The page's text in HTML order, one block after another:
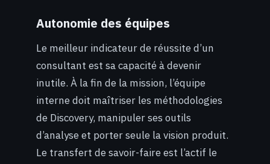
Autonomie des équipes
Le meilleur indicateur de réussite d’un
consultant est sa capacité à devenir
inutile. À la fin de la mission, l’équipe
interne doit maîtriser les méthodologies
de Discovery, manipuler ses outils
d’analyse et porter seule la vision produit.
Le transfert de savoir-faire est l’actif le